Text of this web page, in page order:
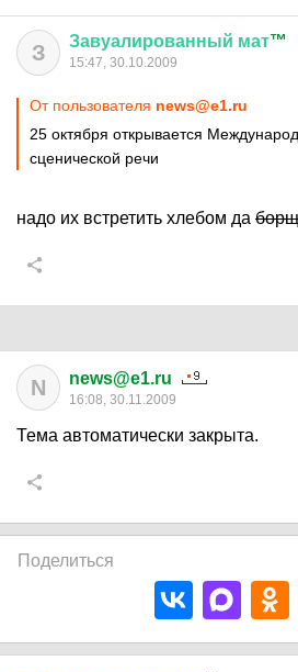
З Завуалированный мат™
15:47, 30.10.2009
От пользователя news@e1.ru
25 октября открывается
сценической речи
надо их встретить хлебом да
N news@e1.ru
16:08, 30.11.2009
Тема автоматически закрыта.
Поделиться